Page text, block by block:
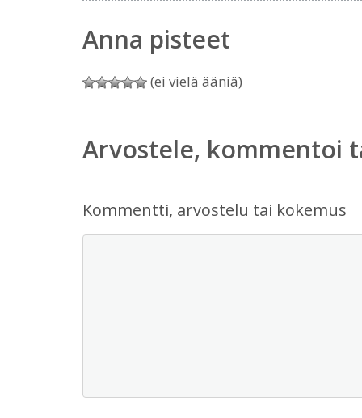
Anna pisteet
(ei vielä ääniä)
Arvostele, kommentoi
Kommentti, arvostelu tai kokemus